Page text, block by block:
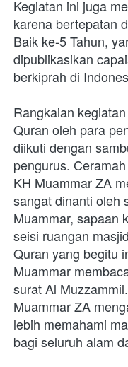
Kegiatan ini juga
karena bertepatan
Baik ke-5 Tahun,
dipublikasikan
berkiprah di
Rangkaian
Quran oleh para
diikuti dengan
pengurus.
KH Muammar ZA
sangat dinanti oleh
Muammar, sapaan
seisi ruangan
Quran yang begitu
Muammar
surat Al
Muammar ZA
lebih memahami
bagi seluruh alam